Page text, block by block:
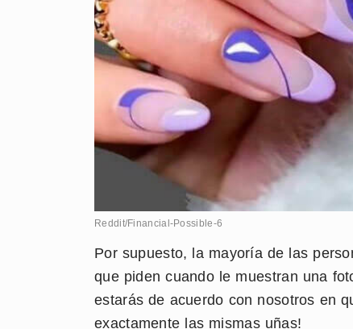
Reddit/Financial-Possible-6
Por supuesto, la mayoría de las
que piden cuando le muestran una
estarás de acuerdo con nosotros en
exactamente las mismas uñas!